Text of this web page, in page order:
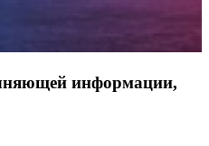
информации,